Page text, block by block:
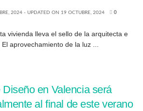
2024 - UPDATED ON 19 OCTUBRE, 2024 0
vivienda lleva el sello de la arquitecta e
aprovechamiento de la luz ...
en Valencia será
al final de este verano